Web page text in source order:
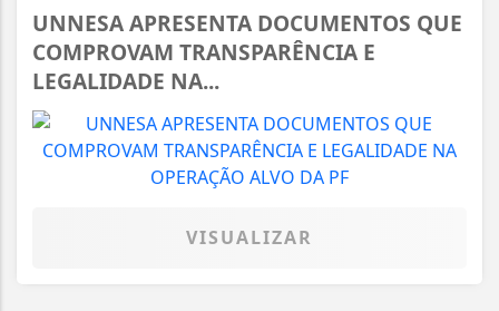
UNNESA APRESENTA DOCUMENTOS QUE
COMPROVAM TRANSPARÊNCIA E
LEGALIDADE NA...
VISUALIZAR